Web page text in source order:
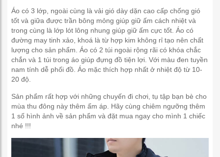
Áo có 3 lớp, ngoài cùng là vải gió dày dặn cao cấp chống gió
tốt và giữa được trần bông mỏng giúp giữ ấm cách nhiệt và
trong cùng là lớp lót lông nhung giúp giữ ấm cực tốt. Áo có
đường may tinh xảo, khoá là từ hợp kim không rỉ tạo nên chất
lượng cho sản phẩm. Áo có 2 túi ngoài rộng rãi có khóa chắc
chắn và 1 túi trong áo giúp đựng đồ tiện lợi. Với màu đen tuyền
nam tính dễ phối đồ. Áo mặc thích hợp nhất ở nhiệt độ từ 10-
20 độ.
Sản phẩm rất hợp với những chuyến đi chơi, tụ tập bạn bè cho
mùa thu đông này thêm ấm áp. Hãy cùng chiêm ngưỡng thêm
1 số hình ảnh về sản phẩm và đặt mua ngay cho mình 1 chiếc
nhé !!!